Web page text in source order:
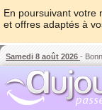
En poursuivant votre
et offres adaptés à
Samedi 8 août 2026 -